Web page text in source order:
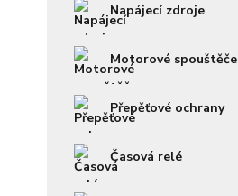
Napájecí zdroje
Motorové spouštěče
Přepěťové ochrany
Časová relé